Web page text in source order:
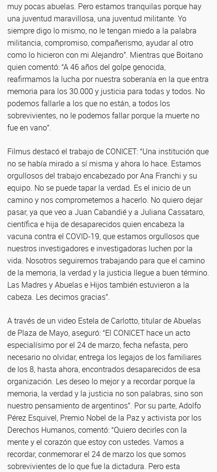
muy pocas abuelas. Pero estamos tranquilas porque hay
una juventud maravillosa, una juventud militante. Yo
siempre digo lo mismo, no le tengan miedo a la palabra
militancia, compromiso, compañerismo, ayudar al otro
como lo hicieron con mi Alejandro”. Mientras que Boitano
quien comentó: “A 46 años del golpe genocida,
reafirmamos la lucha por nuestra soberanía en la que entra
memoria para los 30.000 y justicia para todas y todos. No
podemos fallarle a los que no están, a todos los
sobrevivientes, no le podemos fallar porque la muerte no
fue en vano”.
Filmus destacó el trabajo de CONICET: “Una institución que
no se había mirado a sí misma y ahora lo hace. Estamos
orgullosos del trabajo encabezado por Ana Franchi y su
equipo. No se puede tapar la verdad. Es el inicio de un
camino y nos comprometemos a hacerlo. No quiero dejar
pasar, ya que veo a Juan Cabandié y a Juliana Cassataro,
científica e hija de desaparecidos quien encabeza la
vacuna contra el COVID-19, que estamos orgullosos que
nuestros investigadores e investigadoras luchen por la
vida. Nosotros seguiremos trabajando para que el camino
de la memoria, la verdad y la justicia llegue a buen término.
Las Madres y Abuelas e Hijos también estuvieron a la
cabeza. Les decimos gracias”.
A través de un video Estela de Carlotto, titular de Abuelas
de Plaza de Mayo, aseguró: “El CONICET hace un acto
especialísimo por el 24 de marzo, fecha nefasta, pero
necesario no olvidar, entrega los legajos de los familiares
de los 8, hasta ahora, encontrados desaparecidos de esa
organización. Les deseo lo mejor y a recordar porque la
memoria, la verdad y la justicia no son palabras, sino son
nuestro pensamiento de argentinos”. Por su parte, Adolfo
Pérez Esquivel, Premio Nobel de la Paz y activista por los
Derechos Humanos, comentó: “Quiero decirles con la
mente y el corazón que estoy con ustedes. Vamos a
recordar, conmemorar el 24 de marzo los que somos
sobrevivientes de lo que fue la dictadura. Pero esta